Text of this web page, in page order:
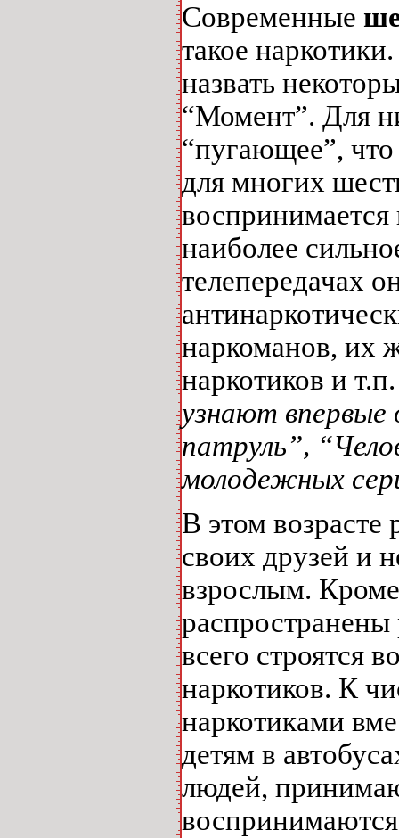
Современные
такое
назвать
“Момент”. Для
“пугающее”, что
для многих
наиболее
телепередачах
наркоманов, их
наркотиков и
узнают впервые
патруль”,
молодежных
В этом
своих друзей и
взрослым.
всего строятся
наркотиков. К
наркотиками
детям в
людей,